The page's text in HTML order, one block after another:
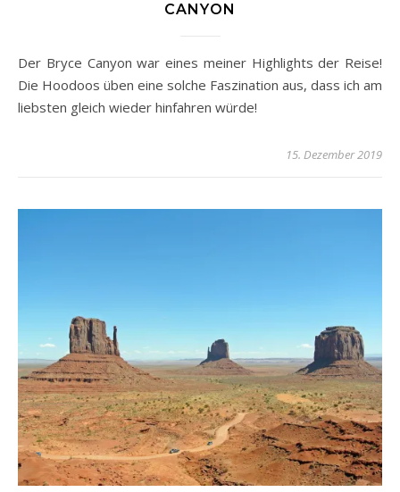
CANYON
Der Bryce Canyon war eines meiner Highlights der Reise!
Die Hoodoos üben eine solche Faszination aus, dass ich am
liebsten gleich wieder hinfahren würde!
15. Dezember 2019